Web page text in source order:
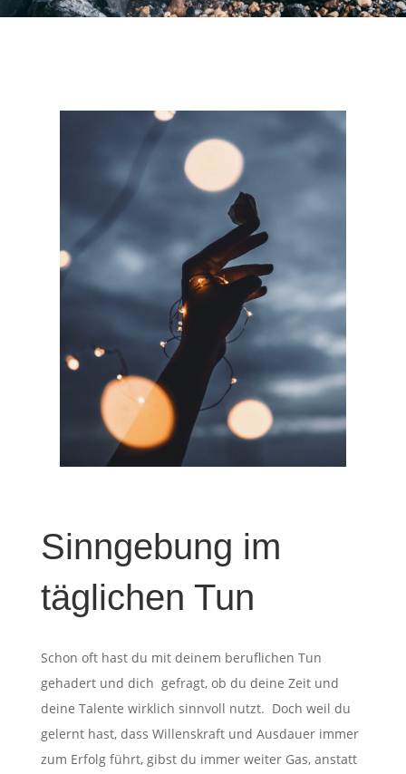
Sinngebung im
täglichen Tun
Schon oft hast du mit deinem beruflichen Tun
gehadert und dich gefragt, ob du deine Zeit und
deine Talente wirklich sinnvoll nutzt. Doch weil du
gelernt hast, dass Willenskraft und Ausdauer immer
zum Erfolg führt, gibst du immer weiter Gas, anstatt